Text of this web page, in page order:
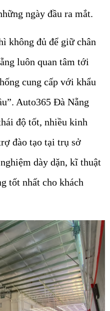
ngày đầu ra mắt.
không đủ để giữ chân
luôn quan tâm tới
cung cấp với khẩu
Auto365 Đà Nẵng
độ tốt, nhiều kinh
đào tạo tại trụ sở
dày dặn, kĩ thuật
tốt nhất cho khách